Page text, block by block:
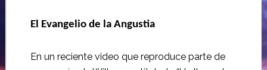
El Evangelio de la Angustia
En un reciente video que reproduce parte de